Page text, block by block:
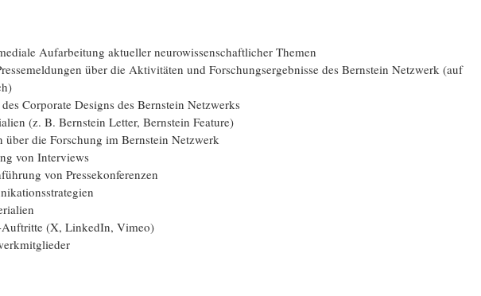
Aufarbeitung aktueller neuro­wissen­schaftlicher Themen
über die Aktivitäten und Forschungs­ergebnisse des Bernstein Netzwerk (auf
Corporate Designs des Bernstein Netzwerks
(z. B. Bernstein Letter, Bernstein Feature)
die Forschung im Bernstein Netzwerk
von Interviews
von Presse­konferenzen
Auftritte (X, LinkedIn, Vimeo)